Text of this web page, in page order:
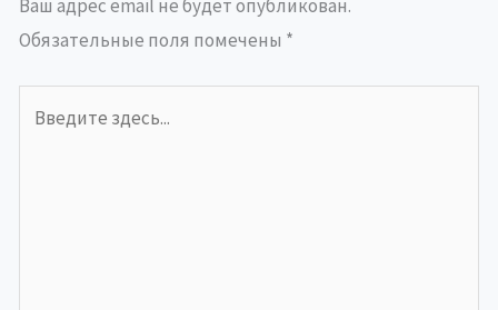
Ваш адрес email не будет опубликован.
Обязательные поля помечены *
здесь...